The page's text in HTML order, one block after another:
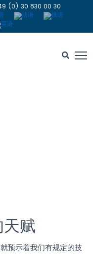
(0) 30 830 00 30
赋
预示着我们有规定的技